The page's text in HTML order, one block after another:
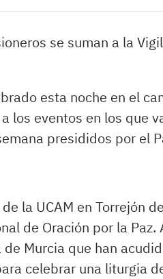
se suman a la
esta noche en el
los eventos en los que
presididos por el
la UCAM en Torrejón
de Oración por la
Murcia que han
celebrar una liturgia